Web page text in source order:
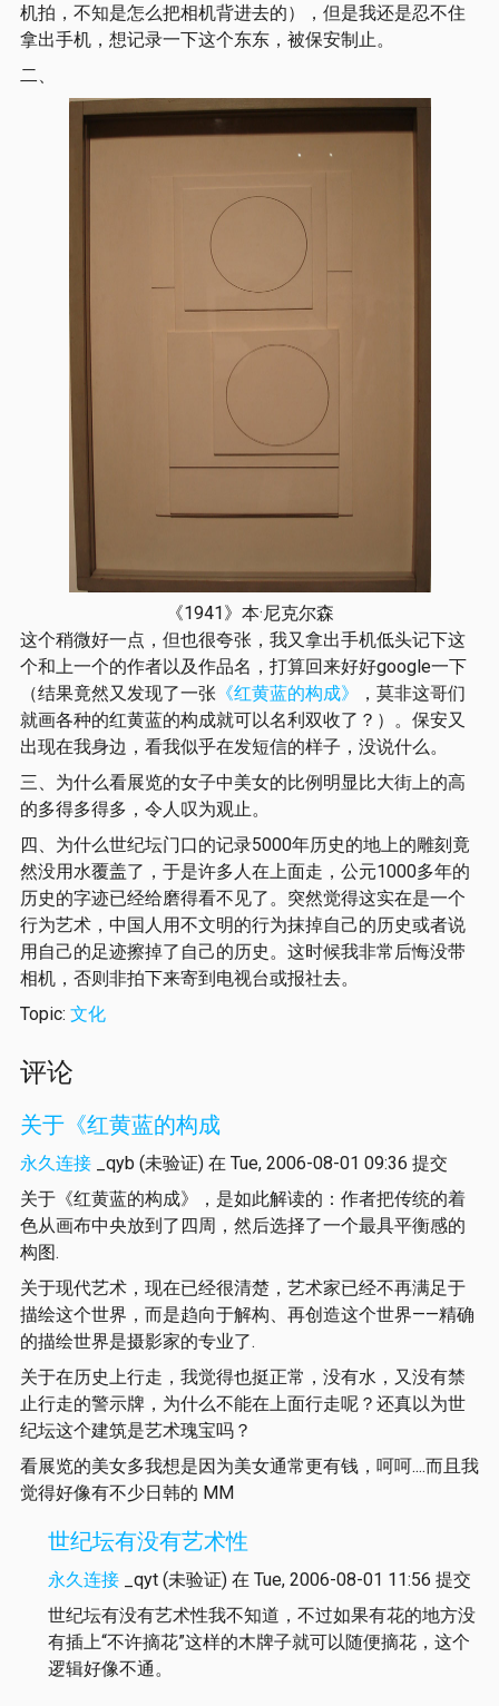
机拍，不知是怎么把相机背进去的），但是我还是忍不住
拿出手机，想记录一下这个东东，被保安制止。
二、
《1941》本·尼克尔森
这个稍微好一点，但也很夸张，我又拿出手机低头记下这
个和上一个的作者以及作品名，打算回来好好google一下
（结果竟然又发现了一张 《红黄蓝的构成》
，莫非这哥们
就画各种的红黄蓝的构成就可以名利双收了？）。保安又
出现在我身边，看我似乎在发短信的样子，没说什么。
三、为什么看展览的女子中美女的比例明显比大街上的高
的多得多得多，令人叹为观止。
四、为什么世纪坛门口的记录5000年历史的地上的雕刻竟
然没用水覆盖了，于是许多人在上面走，公元1000多年的
历史的字迹已经给磨得看不见了。突然觉得这实在是一个
行为艺术，中国人用不文明的行为抹掉自己的历史或者说
用自己的足迹擦掉了自己的历史。这时候我非常后悔没带
相机，否则非拍下来寄到电视台或报社去。
Topic: 文化
评论
关于《红黄蓝的构成
永久连接 _qyb (未验证) 在 Tue, 2006-08-01 09:36 提交
关于《红黄蓝的构成》，是如此解读的：作者把传统的着
色从画布中央放到了四周，然后选择了一个最具平衡感的
构图.
关于现代艺术，现在已经很清楚，艺术家已经不再满足于
描绘这个世界，而是趋向于解构、再创造这个世界——精确
的描绘世界是摄影家的专业了.
关于在历史上行走，我觉得也挺正常，没有水，又没有禁
止行走的警示牌，为什么不能在上面行走呢？还真以为世
纪坛这个建筑是艺术瑰宝吗？
看展览的美女多我想是因为美女通常更有钱，呵呵....而且我
觉得好像有不少日韩的 MM
世纪坛有没有艺术性
永久连接 _qyt (未验证) 在 Tue, 2006-08-01 11:56 提交
世纪坛有没有艺术性我不知道，不过如果有花的地方没
有插上“不许摘花”这样的木牌子就可以随便摘花，这个
逻辑好像不通。